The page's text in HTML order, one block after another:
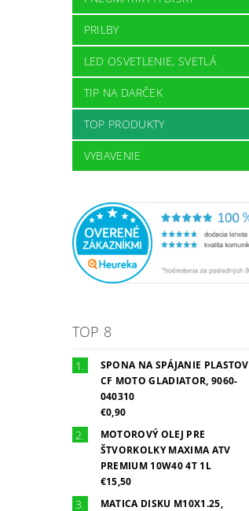
PRILBY
LED OSVETLENIE, SVETLÁ
TIP NA DARČEK
TOP PRODUKTY
VYBAVENIE
TOP 8
SPONA NA SPÁJANIE PLASTOV
CF MOTO GLADIATOR, 9060-
040310
€0,90
MOTOROVÝ OLEJ PRE
ŠTVORKOLKY MAXIMA ATV
PREMIUM 10W40 4T 1L
€15,50
MATICA DISKU M10X1.25,